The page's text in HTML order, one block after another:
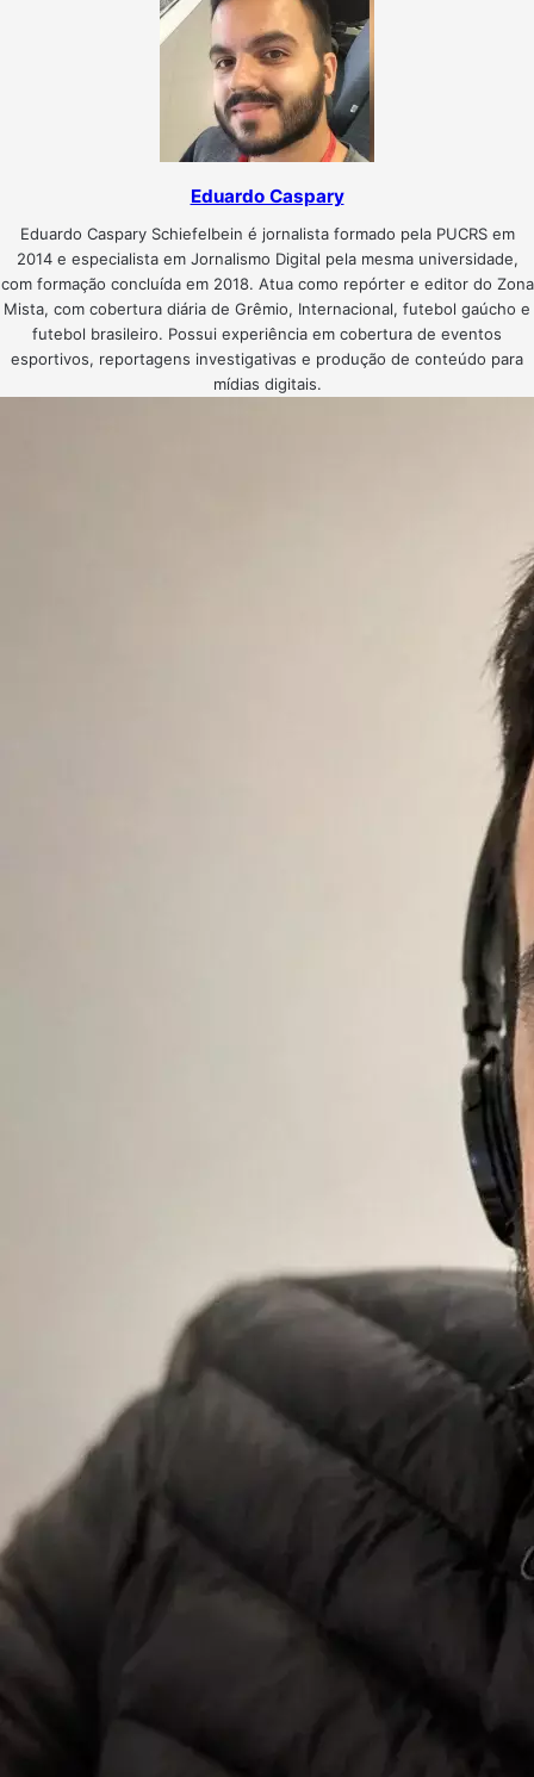
Eduardo Caspary
Eduardo Caspary Schiefelbein é jornalista formado pela PUCRS em
2014 e especialista em Jornalismo Digital pela mesma universidade,
com formação concluída em 2018. Atua como repórter e editor do Zona
Mista, com cobertura diária de Grêmio, Internacional, futebol gaúcho e
futebol brasileiro. Possui experiência em cobertura de eventos
esportivos, reportagens investigativas e produção de conteúdo para
mídias digitais.